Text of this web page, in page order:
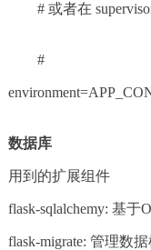
# 或者在
#
数据库
用到的扩展组件
flask-sqlalchemy: 基于
flask-migrate: 管理数